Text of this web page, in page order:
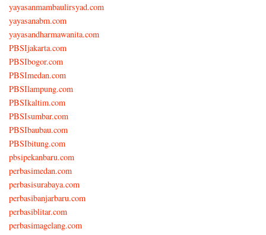
yayasanmambaulirsyad.com
yayasanabm.com
yayasandharmawanita.com
PBSIjakarta.com
PBSIbogor.com
PBSImedan.com
PBSIlampung.com
PBSIkaltim.com
PBSIsumbar.com
PBSIbaubau.com
PBSIbitung.com
pbsipekanbaru.com
perbasimedan.com
perbasisurabaya.com
perbasibanjarbaru.com
perbasiblitar.com
perbasimagelang.com